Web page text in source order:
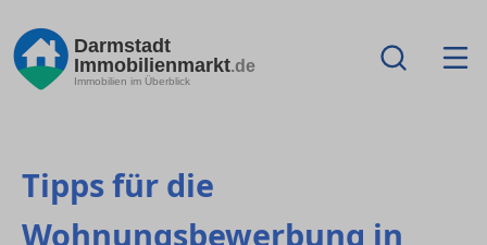
Darmstadt
Immobilienmarkt.de
Immobilien im Überblick
Tipps für die
Wohnungsbewerbung in